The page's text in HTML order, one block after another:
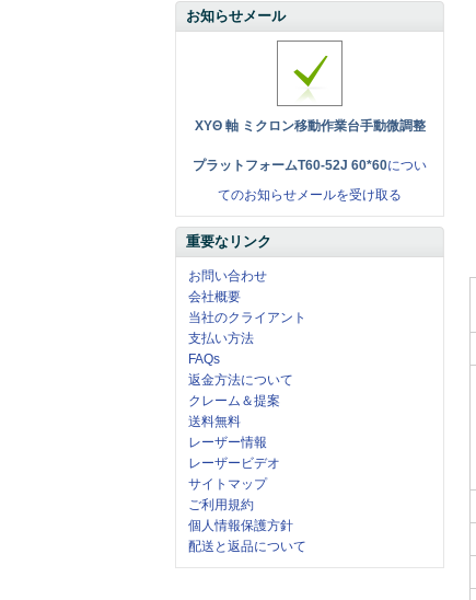
お知らせメール
XYΘ 軸 ミクロン移動作業台手動微調整
プラットフォームT60-52J 60*60につい
てのお知らせメールを受け取る
重要なリンク
お問い合わせ
会社概要
当社のクライアント
支払い方法
FAQs
返金方法について
クレーム＆提案
送料無料
レーザー情報
レーザービデオ
サイトマップ
ご利用規約
個人情報保護方針
配送と返品について